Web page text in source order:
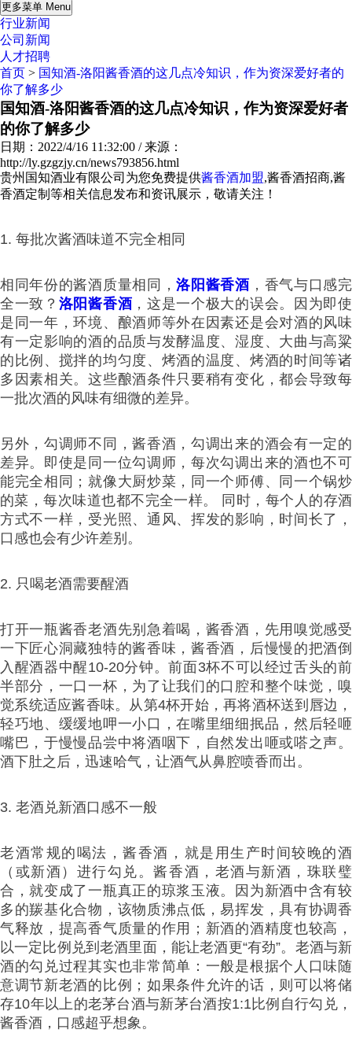
更多菜单 Menu
行业新闻
公司新闻
人才招聘
首页 > 国知酒-洛阳酱香酒的这几点冷知识，作为资深爱好者的
你了解多少
国知酒-洛阳酱香酒的这几点冷知识，作为资深爱好者
的你了解多少
日期：2022/4/16 11:32:00 / 来源：
http://ly.gzgzjy.cn/news793856.html
贵州国知酒业有限公司为您免费提供酱香酒加盟,酱香酒招商,酱
香酒定制等相关信息发布和资讯展示，敬请关注！
1. 每批次酱酒味道不完全相同
相同年份的酱酒质量相同，洛阳酱香酒 ，香气与口感完
全一致？ 洛阳酱香酒 ，这是一个极大的误会。因为即使
是同一年，环境、酿酒师等外在因素还是会对酒的风味
有一定影响的酒的品质与发酵温度、湿度、大曲与高粱
的比例、搅拌的均匀度、烤酒的温度、烤酒的时间等诸
多因素相关。这些酿酒条件只要稍有变化，都会导致每
一批次酒的风味有细微的差异。
另外，勾调师不同，酱香酒，勾调出来的酒会有一定的
差异。即使是同一位勾调师，每次勾调出来的酒也不可
能完全相同；就像大厨炒菜，同一个师傅、同一个锅炒
的菜，每次味道也都不完全一样。 同时，每个人的存酒
方式不一样，受光照、通风、挥发的影响，时间长了，
口感也会有少许差别。
2. 只喝老酒需要醒酒
打开一瓶酱香老酒先别急着喝，酱香酒，先用嗅觉感受
一下匠心洞藏独特的酱香味，酱香酒，后慢慢的把酒倒
入醒酒器中醒10-20分钟。前面3杯不可以经过舌头的前
半部分，一口一杯，为了让我们的口腔和整个味觉，嗅
觉系统适应酱香味。从第4杯开始，再将酒杯送到唇边，
轻巧地、缓缓地呷一小口，在嘴里细细抿品，然后轻咂
嘴巴，于慢慢品尝中将酒咽下，自然发出咂或嗒之声。
酒下肚之后，迅速哈气，让酒气从鼻腔喷香而出。
3. 老酒兑新酒口感不一般
老酒常规的喝法，酱香酒，就是用生产时间较晚的酒
（或新酒）进行勾兑。酱香酒，老酒与新酒，珠联璧
合，就变成了一瓶真正的琼浆玉液。因为新酒中含有较
多的羰基化合物，该物质沸点低，易挥发，具有协调香
气释放，提高香气质量的作用；新酒的酒精度也较高，
以一定比例兑到老酒里面，能让老酒更“有劲”。老酒与新
酒的勾兑过程其实也非常简单：一般是根据个人口味随
意调节新老酒的比例；如果条件允许的话，则可以将储
存10年以上的老茅台酒与新茅台酒按1:1比例自行勾兑，
酱香酒，口感超乎想象。